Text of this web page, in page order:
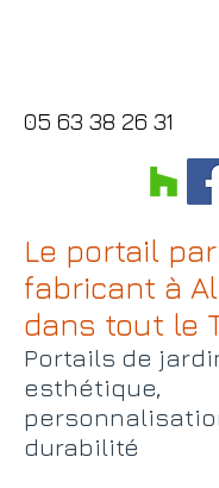
05 63 38 26 31
Le portail
fabricant à
dans tout le
Portails de
esthétique,
durabilité